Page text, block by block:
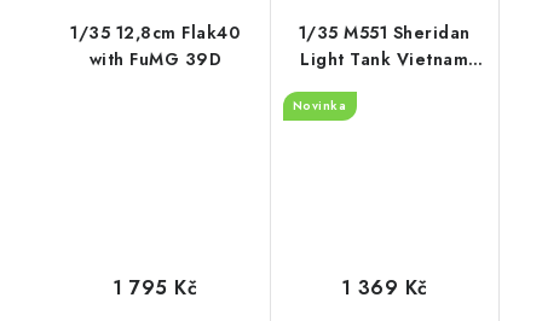
1/35 12,8cm Flak40
with FuMG 39D
1 795 Kč
1/35 M551 Sheridan
Light Tank Vietnam
Novinka
1 369 Kč